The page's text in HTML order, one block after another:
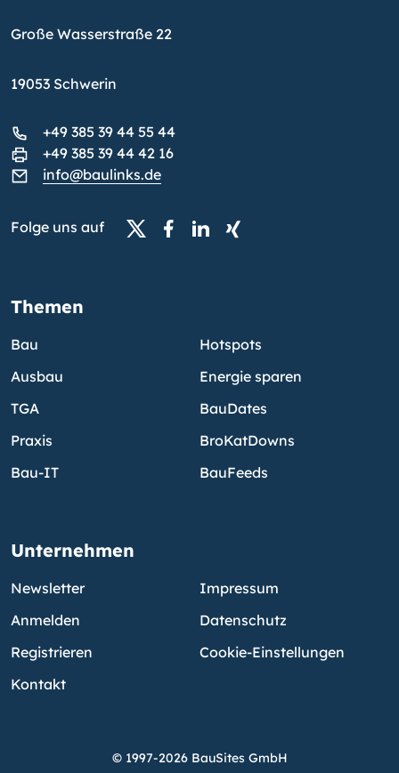
Große Wasserstraße 22
19053 Schwerin
+49 385 39 44 55 44
+49 385 39 44 42 16
info@baulinks.de
Folge uns auf
Themen
Bau
Ausbau
TGA
Praxis
Bau-IT
Hotspots
Energie sparen
BauDates
BroKatDowns
BauFeeds
Unternehmen
Newsletter
Anmelden
Registrieren
Kontakt
Impressum
Datenschutz
Cookie-Einstellungen
© 1997-2026 BauSites GmbH